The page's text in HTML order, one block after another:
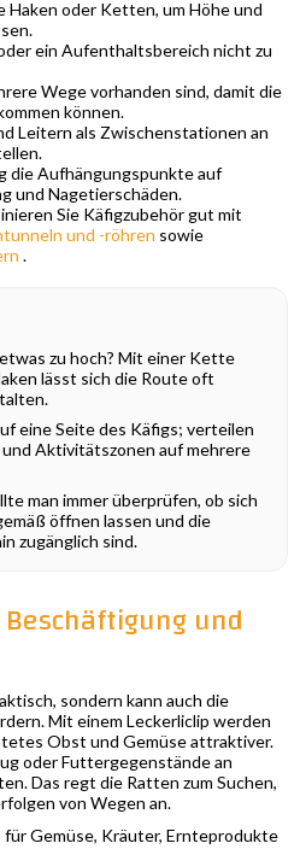
Haken oder Ketten, um Höhe und
ein Aufenthaltsbereich nicht zu
Wege vorhanden sind, damit die
können.
Leitern als Zwischenstationen an
die Aufhängungspunkte auf
und Nagetierschäden.
Sie Käfigzubehör gut mit
und -röhren sowie
.
zu hoch? Mit einer Kette
lässt sich die Route oft
eine Seite des Käfigs; verteilen
und Aktivitätszonen auf mehrere
man immer überprüfen, ob sich
öffnen lassen und die
zugänglich sind.
und
sondern kann auch die
Mit einem Leckerliclip werden
Obst und Gemüse attraktiver.
oder Futtergegenstände an
Das regt die Ratten zum Suchen,
von Wegen an.
für Gemüse, Kräuter, Ernteprodukte